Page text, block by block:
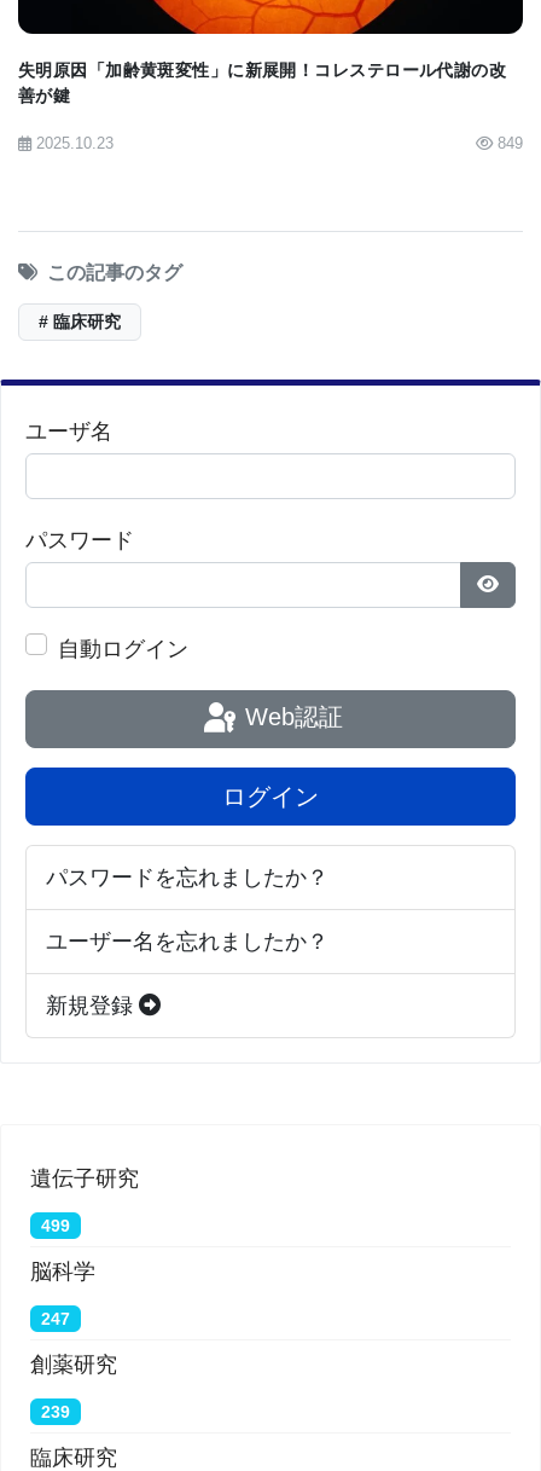
失明原因「加齢黄斑変性」に新展開！コレステロール代謝の改
善が鍵
2025.10.23 849
この記事のタグ
# 臨床研究
ユーザ名
パスワード
パス
自動ログイン
Web認証
ログイン
パスワードを忘れましたか？
ユーザー名を忘れましたか？
新規登録
遺伝子研究
499
脳科学
247
創薬研究
239
臨床研究